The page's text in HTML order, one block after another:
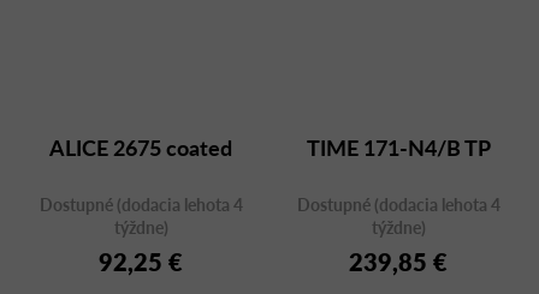
ALICE 2675 coated
Dostupné (dodacia lehota 4
týždne)
92,25 €
TIME 171-N4/B TP
Dostupné (dodacia lehota 4
týždne)
239,85 €